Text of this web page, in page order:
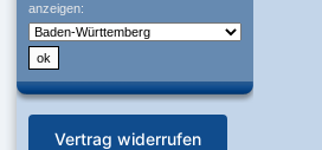
anzeigen:
Vertrag widerrufen